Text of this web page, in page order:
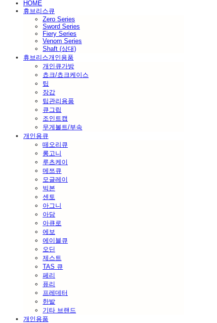
HOME
휴브리스큐
Zero Series
Sword Series
Fiery Series
Venom Series
Shaft (상대)
휴브리스개인용품
개인큐가방
쵸크/쵸크케이스
팁
장갑
팁관리용품
큐그립
조인트캡
무게볼트/부속
개인용큐
떼오리큐
롱고니
루츠케이
메쯔큐
모글레이
빅본
센토
아그니
아담
아큐로
에보
에이블큐
오딘
제스트
TAS 큐
페리
퓨리
프레데터
한밭
기타 브랜드
개인용품